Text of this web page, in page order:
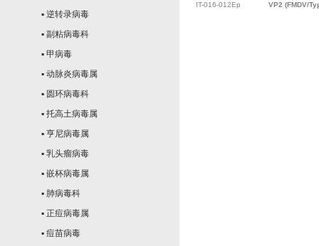
▪ 逆转录病毒
▪ 副粘病毒科
▪ 甲病毒
▪ 动脉炎病毒属
▪ 圆环病毒科
▪ 托高土病毒属
▪ 亨尼病毒属
▪ 乳头瘤病毒
▪ 嵌杯病毒属
▪ 肺病毒科
▪ 正痘病毒属
▪ 痘苗病毒
IT-016-012Ep VP2 (FMDV/